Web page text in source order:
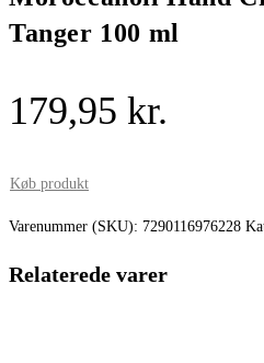
Tanger 100 ml
179,95 kr.
Køb produkt
Varenummer (SKU): 7290116976228
Relaterede varer